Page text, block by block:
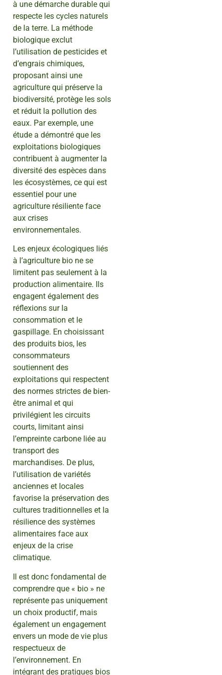
à une démarche durable qui
respecte les cycles naturels
de la terre. La méthode
biologique exclut
l’utilisation de pesticides et
d’engrais chimiques,
proposant ainsi une
agriculture qui préserve la
biodiversité, protège les sols
et réduit la pollution des
eaux. Par exemple, une
étude a démontré que les
exploitations biologiques
contribuent à augmenter la
diversité des espèces dans
les écosystèmes, ce qui est
essentiel pour une
agriculture résiliente face
aux crises
environnementales.
Les enjeux écologiques liés
à l’agriculture bio ne se
limitent pas seulement à la
production alimentaire. Ils
engagent également des
réflexions sur la
consommation et le
gaspillage. En choisissant
des produits bios, les
consommateurs
soutiennent des
exploitations qui respectent
des normes strictes de bien-
être animal et qui
privilégient les circuits
courts, limitant ainsi
l’empreinte carbone liée au
transport des
marchandises. De plus,
l’utilisation de variétés
anciennes et locales
favorise la préservation des
cultures traditionnelles et la
résilience des systèmes
alimentaires face aux
enjeux de la crise
climatique.
Il est donc fondamental de
comprendre que « bio » ne
représente pas uniquement
un choix productif, mais
également un engagement
envers un mode de vie plus
respectueux de
l’environnement. En
intégrant des pratiques bios